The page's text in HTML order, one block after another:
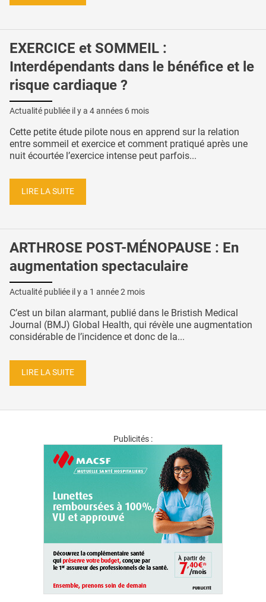
EXERCICE et SOMMEIL :
Interdépendants dans le bénéfice et le
risque cardiaque ?
Actualité publiée il y a 4 années 6 mois
Cette petite étude pilote nous en apprend sur la relation
entre sommeil et exercice et comment pratiqué après une
nuit écourtée l’exercice intense peut parfois...
LIRE LA SUITE
ARTHROSE POST-MÉNOPAUSE : En
augmentation spectaculaire
Actualité publiée il y a 1 année 2 mois
C’est un bilan alarmant, publié dans le Bristish Medical
Journal (BMJ) Global Health, qui révèle une augmentation
considérable de l’incidence et donc de la...
LIRE LA SUITE
Publicités :